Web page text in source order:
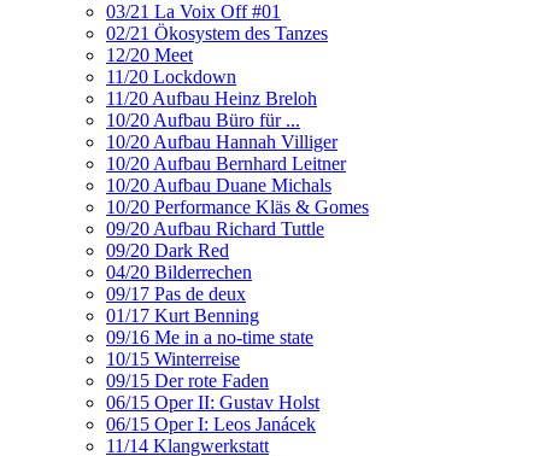
03/21 La Voix Off #01
02/21 Ökosystem des Tanzes
12/20 Meet
11/20 Lockdown
11/20 Aufbau Heinz Breloh
10/20 Aufbau Büro für ...
10/20 Aufbau Hannah Villiger
10/20 Aufbau Bernhard Leitner
10/20 Aufbau Duane Michals
10/20 Performance Kläs & Gomes
09/20 Aufbau Richard Tuttle
09/20 Dark Red
04/20 Bilderrechen
09/17 Pas de deux
01/17 Kurt Benning
09/16 Me in a no-time state
10/15 Winterreise
09/15 Der rote Faden
06/15 Oper II: Gustav Holst
06/15 Oper I: Leos Janácek
11/14 Klangwerkstatt